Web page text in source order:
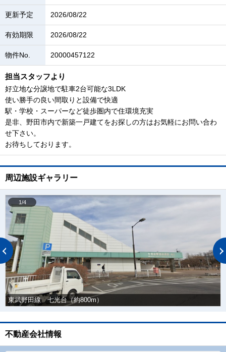
更新予定 2026/08/22
有効期限 2026/08/22
物件No. 20000457122
担当スタッフより
好立地な分譲地で駐車2台可能な3LDK
使い勝手の良い間取りと設備で快適
駅・学校・スーパーなど徒歩圏内で住環境充実
是非、野田市内で新築一戸建てをお探しの方はお気軽にお問い合わ
せ下さい。
お待ちしております。
周辺施設ギャラリー
東武野田線 七光台（約800m）
1/4
不動産会社情報